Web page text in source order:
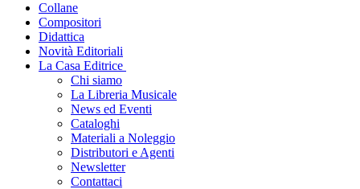
Collane
Compositori
Didattica
Novità Editoriali
La Casa Editrice
Chi siamo
La Libreria Musicale
News ed Eventi
Cataloghi
Materiali a Noleggio
Distributori e Agenti
Newsletter
Contattaci